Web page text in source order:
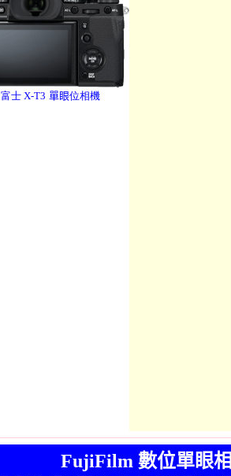
富士 X-T3 單眼位相機
FujiFilm 數位單眼